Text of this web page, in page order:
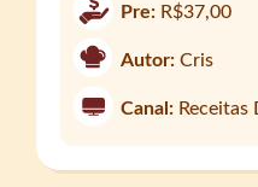
Pre: R$37,00
Autor: Cris
Canal: Receitas